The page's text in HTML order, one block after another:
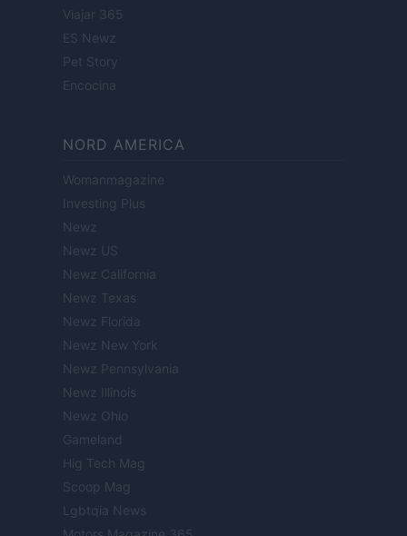
Viajar 365
ES Newz
Pet Story
Encocina
NORD AMERICA
Womanmagazine
Investing Plus
Newz
Newz US
Newz California
Newz Texas
Newz Florida
Newz New York
Newz Pennsylvania
Newz Illinois
Newz Ohio
Gameland
Hig Tech Mag
Scoop Mag
Lgbtqia News